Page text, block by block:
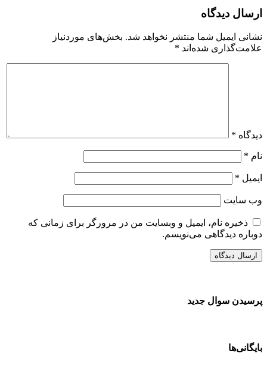
ارسال دیدگاه
نشانی ایمیل شما منتشر نخواهد شد. بخش‌های موردنیاز
علامت‌گذاری شده‌اند *
دیدگاه *
نام *
ایمیل *
وب‌ سایت
ذخیره نام، ایمیل و وبسایت من در مرورگر برای زمانی که
دوباره دیدگاهی می‌نویسم.
پرسیدن سوال جدید
بایگانی‌ها